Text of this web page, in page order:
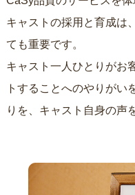
キャストの採用と育成は、
ても重要です。
キャスト一人ひとりがお
トすることへのやりがい
りを、キャスト自身の声